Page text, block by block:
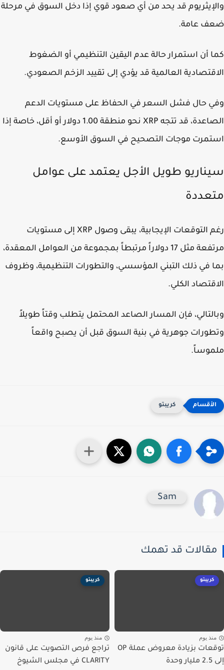
قد يحد من أي صعود قوي إذا دخل السوق في مرحلة
عامة.
أن استمرار حالة عدم اليقين التنظيمي أو الضغوط
العالمية قد يؤدي إلى تقييد الزخم الصعودي.
حال فشل السعر في الحفاظ على مستويات الدعم
الصاعدة، قد تتجه XRP نحو منطقة 1.00 دولار أو أقل، خاصة إذا
موجات التصحيح في السوق الأوسع.
طويل الأجل يعتمد على عوامل
رغم التوقعات الإيجابية، يبقى وصول XRP إلى مستويات
مرتفعة مثل 17 دولاراً مرتبطاً بمجموعة من العوامل المعقدة،
في ذلك التبني المؤسسي، والتطورات التنظيمية، وظروف
الكلي.
فإن المسار الصاعد المحتمل يتطلب وقتاً طويلاً
جوهرية في بنية السوق قبل أن يصبح واقعاً
كريبتو
Sam
قد تهمك
كريبتو
يوم
توقعات بزيادة معروض عملة OP
كريبتو
منذ يوم
تراجع فرص التصويت على قانون
CLARITY في مجلس الشيوخ